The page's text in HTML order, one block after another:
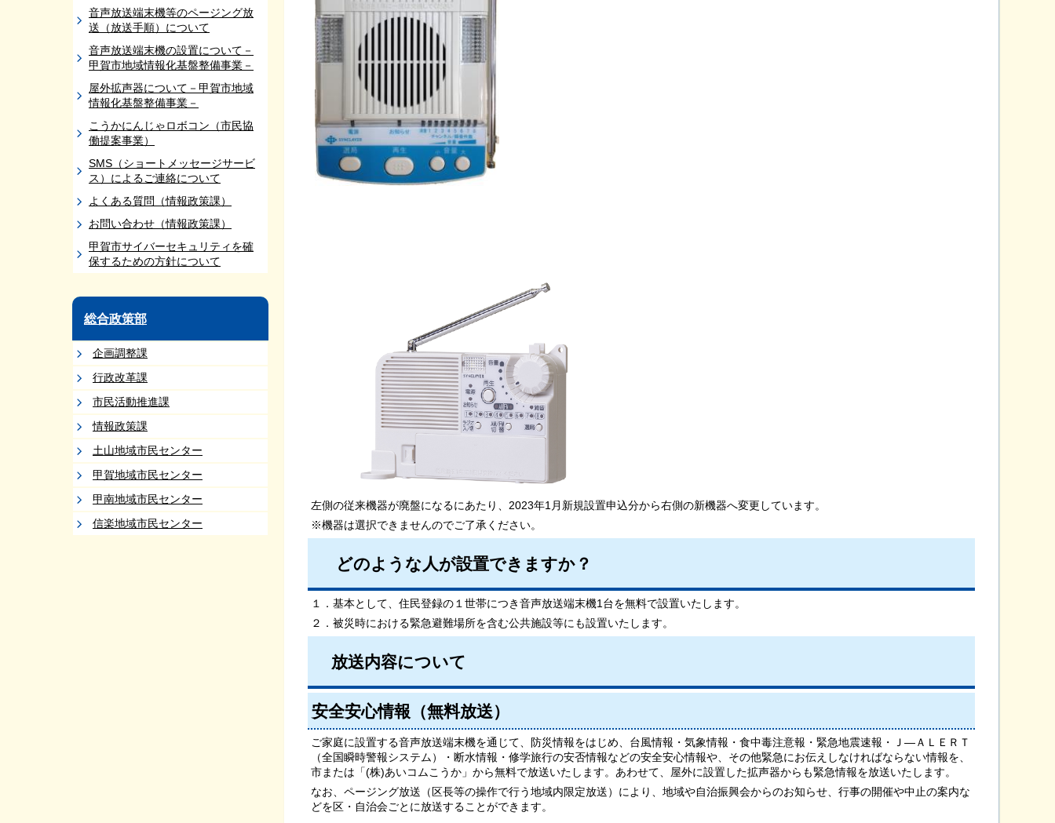
音声放送端末機等のページング放
送（放送手順）について
音声放送端末機の設置について－
甲賀市地域情報化基盤整備事業－
屋外拡声器について－甲賀市地域
情報化基盤整備事業－
こうかにんじゃロボコン（市民協
働提案事業）
SMS（ショートメッセージサービ
ス）によるご連絡について
よくある質問（情報政策課）
お問い合わせ（情報政策課）
甲賀市サイバーセキュリティを確
保するための方針について
総合政策部
企画調整課
行政改革課
市民活動推進課
情報政策課
土山地域市民センター
甲賀地域市民センター
甲南地域市民センター
信楽地域市民センター
左側の従来機器が廃盤になるにあたり、2023年1月新規設置申込分から右側の新機器へ変更しています。
※機器は選択できませんのでご了承ください。
どのような人が設置できますか？
１．基本として、住民登録の１世帯につき音声放送端末機1台を無料で設置いたします。
２．被災時における緊急避難場所を含む公共施設等にも設置いたします。
放送内容について
安全安心情報（無料放送）
ご家庭に設置する音声放送端末機を通じて、防災情報をはじめ、台風情報・気象情報・食中毒注意報・緊急地震速報・Ｊ―ＡＬＥＲＴ
（全国瞬時警報システム）・断水情報・修学旅行の安否情報などの安全安心情報や、その他緊急にお伝えしなければならない情報を、
市または「(株)あいコムこうか」から無料で放送いたします。あわせて、屋外に設置した拡声器からも緊急情報を放送いたします。
なお、ページング放送（区長等の操作で行う地域内限定放送）により、地域や自治振興会からのお知らせ、行事の開催や中止の案内な
どを区・自治会ごとに放送することができます。